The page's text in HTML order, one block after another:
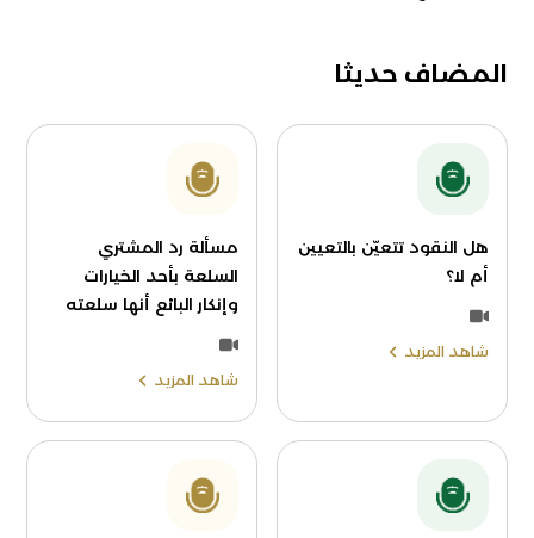
المضاف حديثا
هل النقود تتعيّن بالتعيين
أم لا؟
شاهد المزيد
مسألة رد المشتري
السلعة بأحد الخيارات
وإنكار البائع أنها سلعته
شاهد المزيد